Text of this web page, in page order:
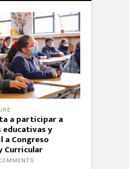
a participar a
educativas y
a Congreso
Curricular